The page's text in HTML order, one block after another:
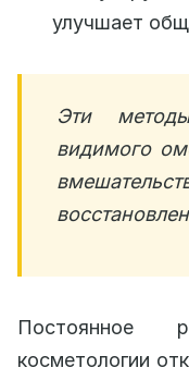
улучшает
Эти
видимого
Постоянное
косметологии